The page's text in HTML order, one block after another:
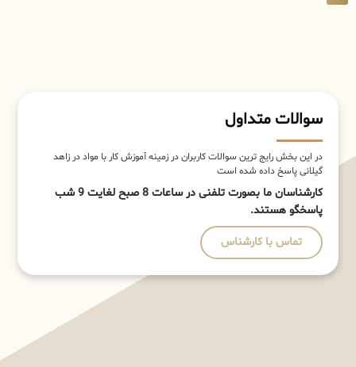
سوالات متداول
در این بخش رایج ترین سوالات کاربران در زمینه آموزش کار با مواد در زاهد
گیلانی پاسخ داده شده است
کارشناسان ما بصورت تلفنی در ساعات 8 صبح لغایت 9 شب
پاسخگو هستند.
تماس با کارشناس